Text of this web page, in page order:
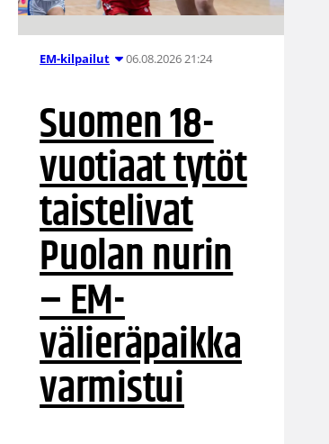
EM-kilpailut 06.08.2026 21:24
Suomen 18-
vuotiaat tytöt
taistelivat
Puolan nurin
– EM-
välieräpaikka
varmistui